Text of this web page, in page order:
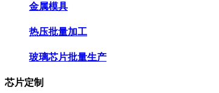
金属模具
热压批量加工
玻璃芯片批量生产
芯片定制